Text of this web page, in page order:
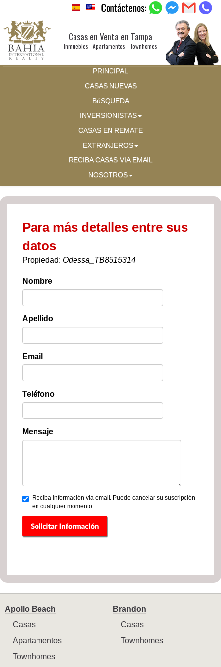
Casas en Venta en Tampa
Inmuebles - Apartamentos - Townhomes
PRINCIPAL
CASAS NUEVAS
BúSQUEDA
INVERSIONISTAS
CASAS EN REMATE
EXTRANJEROS
RECIBA CASAS VIA EMAIL
NOSOTROS
Para más detalles entre sus
datos
Propiedad: Odessa_TB8515314
Nombre
Apellido
Email
Teléfono
Mensaje
Reciba información via email. Puede cancelar su suscripción
en cualquier momento.
Apollo Beach
Casas
Apartamentos
Townhomes
Brandon
Casas
Townhomes